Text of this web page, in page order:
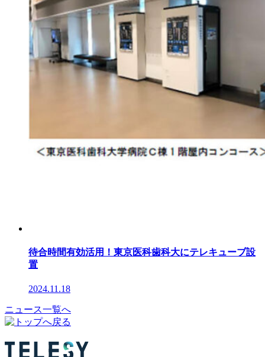
待合時間有効活用！東京医科歯科大にテレキューブ設
置
2024.11.18
ニュース一覧へ